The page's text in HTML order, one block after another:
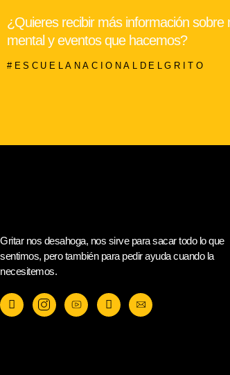
¿Quieres recibir más información sobre
mental y eventos que hacemos?
#ESCUELANACIONALDELGRITO
Gritar nos desahoga, nos sirve para sacar todo lo que
sentimos, pero también para pedir ayuda cuando la
necesitemos.